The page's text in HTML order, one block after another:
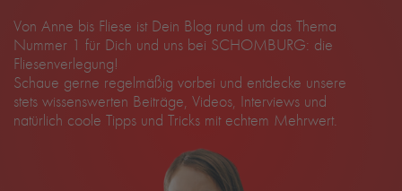
Von Anne bis Fliese ist Dein Blog rund um das Thema
Nummer 1 für Dich und uns bei SCHOMBURG: die
Fliesenverlegung!
Schaue gerne regelmäßig vorbei und entdecke unsere
stets wissenswerten Beiträge, Videos, Interviews und
natürlich coole Tipps und Tricks mit echtem Mehrwert.